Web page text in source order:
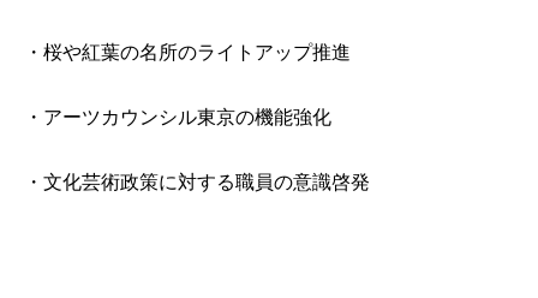
・桜や紅葉の名所のライトアップ推進
・アーツカウンシル東京の機能強化
・文化芸術政策に対する職員の意識啓発